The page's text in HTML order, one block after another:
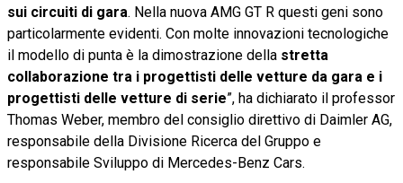
sui circuiti di gara. Nella nuova AMG GT R questi geni sono
particolarmente evidenti. Con molte innovazioni tecnologiche
il modello di punta è la dimostrazione della stretta
collaborazione tra i progettisti delle vetture da gara e i
progettisti delle vetture di serie”, ha dichiarato il professor
Thomas Weber, membro del consiglio direttivo di Daimler AG,
responsabile della Divisione Ricerca del Gruppo e
responsabile Sviluppo di Mercedes-Benz Cars.